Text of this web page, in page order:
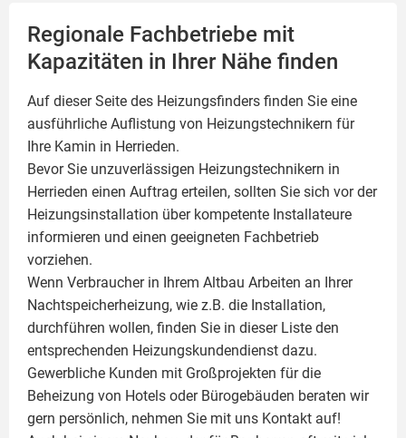
Regionale Fachbetriebe mit
Kapazitäten in Ihrer Nähe finden
Auf dieser Seite des Heizungsfinders finden Sie eine
ausführliche Auflistung von Heizungstechnikern für
Ihre Kamin in Herrieden.
Bevor Sie unzuverlässigen Heizungstechnikern in
Herrieden einen Auftrag erteilen, sollten Sie sich vor der
Heizungsinstallation über kompetente Installateure
informieren und einen geeigneten Fachbetrieb
vorziehen.
Wenn Verbraucher in Ihrem Altbau Arbeiten an Ihrer
Nachtspeicherheizung, wie z.B. die Installation,
durchführen wollen, finden Sie in dieser Liste den
entsprechenden Heizungskundendienst dazu.
Gewerbliche Kunden mit Großprojekten für die
Beheizung von Hotels oder Bürogebäuden beraten wir
gern persönlich, nehmen Sie mit uns Kontakt auf!